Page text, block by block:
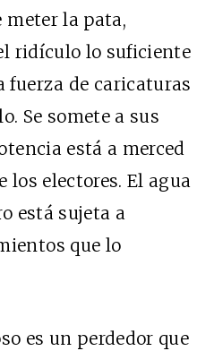
meter la pata,
ridículo lo suficiente
fuerza de caricaturas
Se somete a sus
está a merced
los electores. El agua
está sujeta a
que lo
es un perdedor que